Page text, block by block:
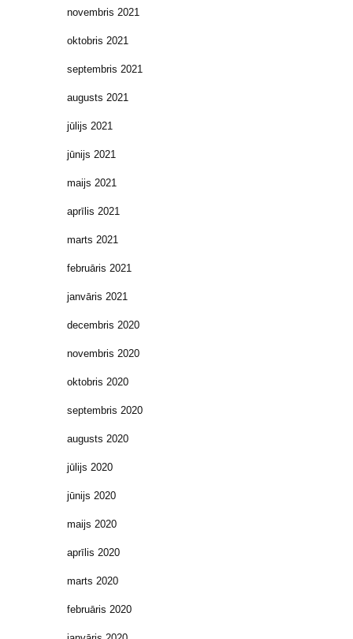
novembris 2021
oktobris 2021
septembris 2021
augusts 2021
jūlijs 2021
jūnijs 2021
maijs 2021
aprīlis 2021
marts 2021
februāris 2021
janvāris 2021
decembris 2020
novembris 2020
oktobris 2020
septembris 2020
augusts 2020
jūlijs 2020
jūnijs 2020
maijs 2020
aprīlis 2020
marts 2020
februāris 2020